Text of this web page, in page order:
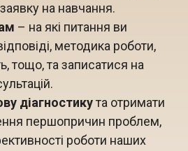
на навчання.
– на які питання ви
методика роботи,
тощо, та записатися на
діагностикута отримати
першопричин проблем,
роботи наших